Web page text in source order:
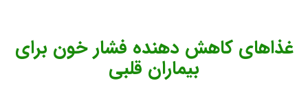
غذاهای کاهش دهنده فشار خون برای
بیماران قلبی